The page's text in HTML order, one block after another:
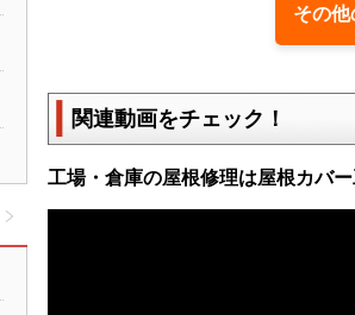
その
関連動画をチェック！
工場・倉庫の屋根修理は屋根カバ